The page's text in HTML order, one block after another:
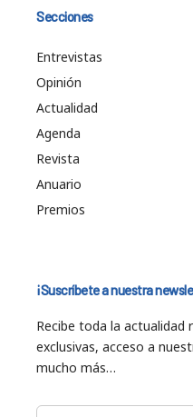
Secciones
Entrevistas
Opinión
Actualidad
Agenda
Revista
Anuario
Premios
¡Suscríbete a nuestra
Recibe toda la actualidad
exclusivas, acceso a
mucho más…